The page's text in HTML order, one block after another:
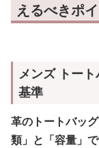
えるべきポ
メンズ トー
基準
革のトートバッ
類」と「容量」で